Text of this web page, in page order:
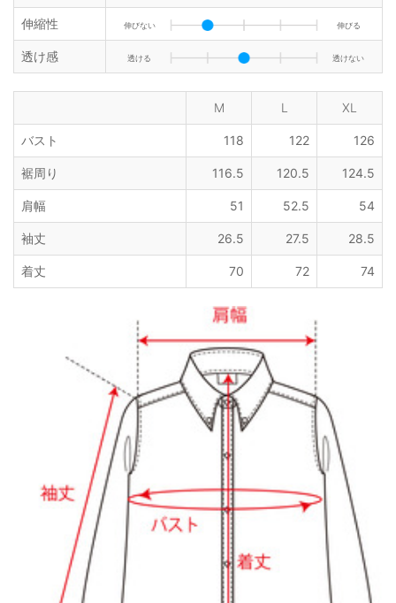
伸縮性 伸びない 伸びる
透け感 透ける 透けない
M L XL
バスト 118 122 126
裾周り 116.5 120.5 124.5
肩幅 51 52.5 54
袖丈 26.5 27.5 28.5
着丈 70 72 74